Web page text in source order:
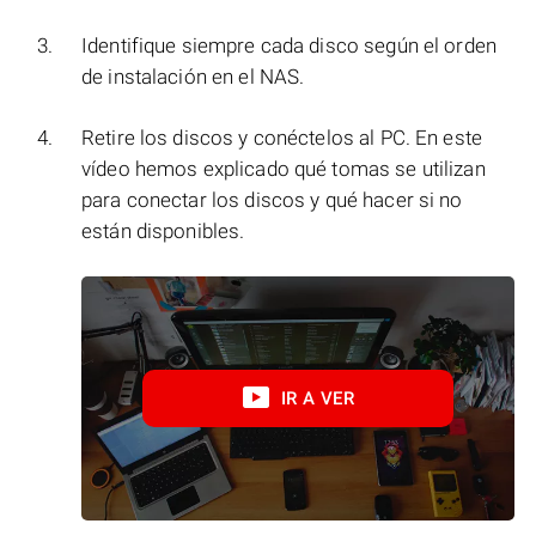
Identifique siempre cada disco según el orden
de instalación en el NAS.
Retire los discos y conéctelos al PC. En este
vídeo hemos explicado qué tomas se utilizan
para conectar los discos y qué hacer si no
están disponibles.
IR A VER